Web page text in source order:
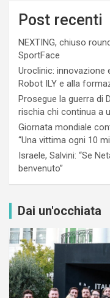
Post recenti
NEXTING, chiuso
SportFace
Uroclinic: innovazione
Robot ILY e alla
Prosegue la guerra di
rischia chi continua a
Giornata mondiale
“Una vittima ogni 10
Israele, Salvini: “Se
benvenuto”
Dai un'occhiata